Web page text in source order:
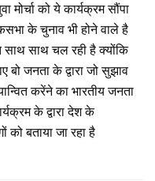
मोर्चा को ये कार्यक्रम सौंपा
के चुनाव भी होने वाले है
साथ चल रही है क्योंकि
बो जनता के द्वारा जो सुझाव
करेंने का भारतीय जनता
के द्वारा देश के
को बताया जा रहा है